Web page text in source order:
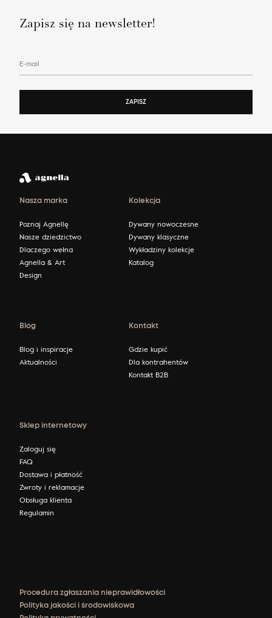
Zapisz się na newsletter!
E-mail
ZAPISZ
Nasza marka
Poznaj Agnellę
Nasze dziedzictwo
Dlaczego wełna
Agnella & Art
Design
Kolekcja
Dywany nowoczesne
Dywany klasyczne
Wykładziny kolekcje
Katalog
Blog
Blog i inspiracje
Aktualności
Kontakt
Gdzie kupić
Dla kontrahentów
Kontakt B2B
Sklep internetowy
Zaloguj się
FAQ
Dostawa i płatność
Zwroty i reklamacje
Obsługa klienta
Regulamin
Procedura zgłaszania nieprawidłowości
Polityka jakości i środowiskowa